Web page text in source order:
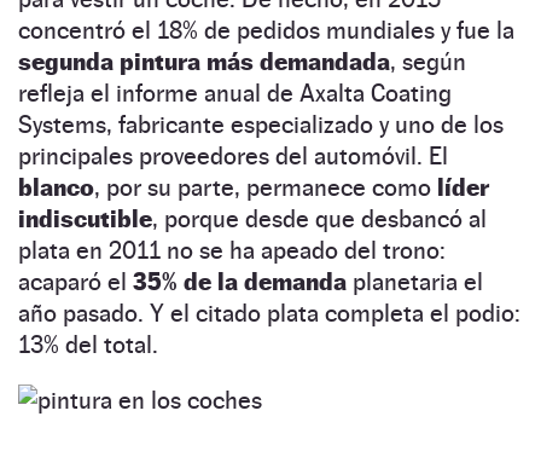
concentró el 18% de pedidos mundiales y fue la
segunda pintura más demandada, según
refleja el informe anual de Axalta Coating
Systems, fabricante especializado y uno de los
principales proveedores del automóvil. El
blanco, por su parte, permanece como líder
indiscutible, porque desde que desbancó al
plata en 2011 no se ha apeado del trono:
acaparó el 35% de la demanda planetaria el
año pasado. Y el citado plata completa el podio:
13% del total.